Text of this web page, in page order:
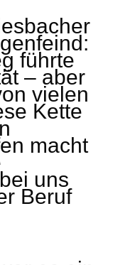
führte
– aber
vielen
Kette
macht
uns
Beruf